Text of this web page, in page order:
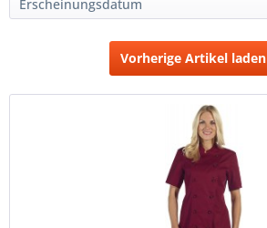
Vorherige Artikel laden